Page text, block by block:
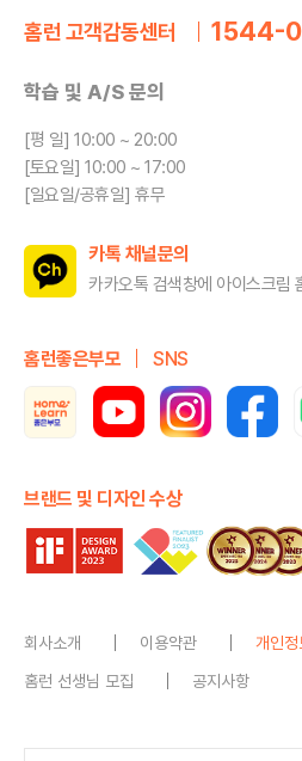
홈런 고객감동센터
학습 및 A/S 문의
[평 일] 10:00 ~ 20:00
[토요일] 10:00 ~ 17:00
[일요일/공휴일] 휴무
1544-
카톡 채널문의
카카오톡 검색창에 아이스크림
홈런좋은부모 SNS
브랜드 및 디자인 수상
회사소개 이용약관 개인정
홈런 선생님 모집
공지사항